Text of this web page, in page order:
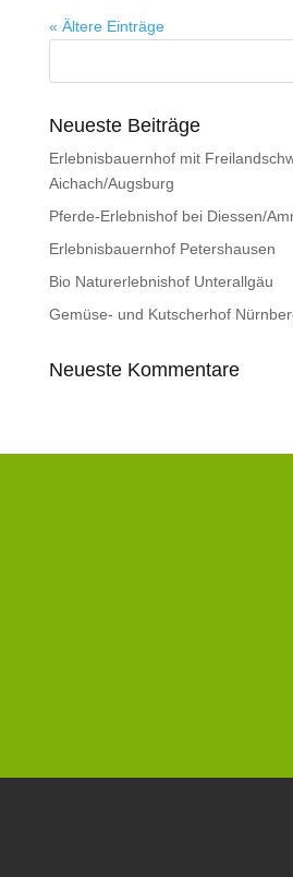
« Ältere Einträge
Neueste Beiträge
Erlebnisbauernhof mit
Aichach/Augsburg
Pferde-Erlebnishof bei Diessen/
Erlebnisbauernhof Petershausen
Bio Naturerlebnishof Unterallgäu
Gemüse- und Kutscherhof
Neueste Kommentare